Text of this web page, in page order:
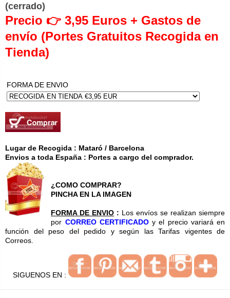
(cerrado)
Precio 👉 3,95 Euros + Gastos de
envío (Portes Gratuitos Recogida en
Tienda)
FORMA DE ENVIO
Lugar de Recogida : Mataró / Barcelona
Envios a toda España : Portes a cargo del comprador.
¿COMO COMPRAR?
PINCHA EN LA IMAGEN
FORMA DE ENVIO : Los envíos se realizan siempre
por CORREO CERTIFICADOy el precio variará en
función del peso del pedido y según las Tarifas vigentes de
Correos.
SIGUENOS EN :